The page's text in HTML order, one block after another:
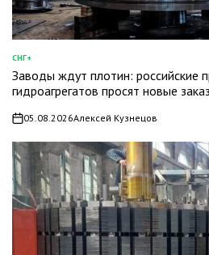
ОПУБЛИКОВАНО
В
СНГ+
Заводы ждут плотин: российские
гидроагрегатов просят новые
on05.08.2026Алексей Кузнецов